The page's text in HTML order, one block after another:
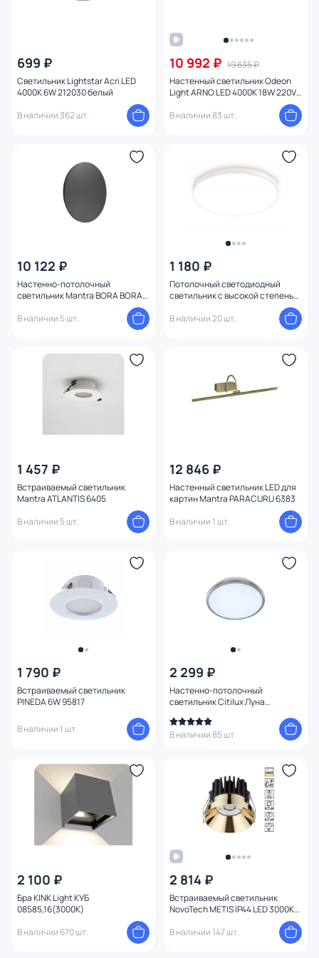
699 ₽
Светильник Lightstar Acri LED
4000K 6W 212030 белый
В наличии 362 шт.
10 992 ₽ 19 635 ₽
Настенный светильник Odeon
Light ARNO LED 4000K 18W 220V
В наличии 83 шт.
10 122 ₽
Настенно-потолочный
светильник Mantra BORA BORA
В наличии 5 шт.
1 180 ₽
Потолочный светодиодный
светильник с высокой степенью
защиты IP54 Ambrella ORBITAL
Air FZ1200
В наличии 20 шт.
1 457 ₽
Встраиваемый светильник
Mantra ATLANTIS 6405
В наличии 5 шт.
12 846 ₽
Настенный светильник LED для
картин Mantra PARACURU 6383
В наличии 1 шт.
1 790 ₽
Встраиваемый светильник
PINEDA 6W 95817
В наличии 1 шт.
2 299 ₽
Настенно-потолочный
светильник Citilux Луна
В наличии 85 шт.
2 100 ₽
Бра KINK Light КУБ
08585,16(3000K)
В наличии 670 шт.
2 814 ₽
Встраиваемый светильник
NovoTech METIS IP44 LED 3000К
В наличии 147 шт.